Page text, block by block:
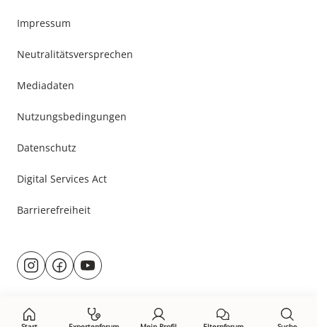
Impressum
Neutralitätsversprechen
Mediadaten
Nutzungsbedingungen
Datenschutz
Digital Services Act
Barrierefreiheit
Besuche
uns@rund.ums.baby
facebook.com/rundumsbaby.de
youtube.com/@rundumsbaby_